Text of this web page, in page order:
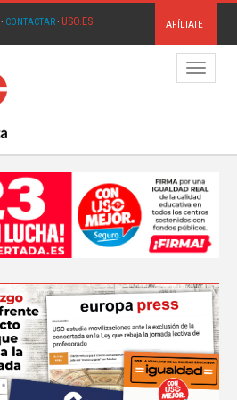
· CONTACTAR· USO.ES AFÍLIATE
Menú